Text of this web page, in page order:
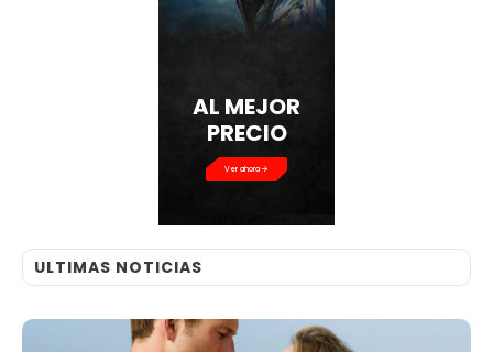
AL MEJOR
PRECIO
Ver ahora
ULTIMAS NOTICIAS